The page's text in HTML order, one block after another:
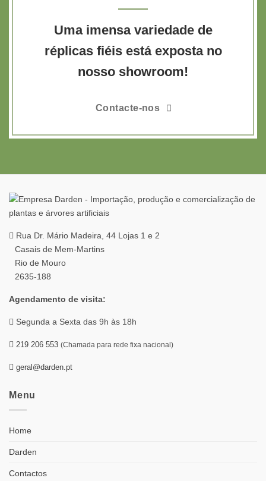
Uma imensa variedade de
réplicas fiéis está exposta no
nosso showroom!
Contacte-nos
Rua Dr. Mário Madeira, 44 Lojas 1 e 2
Casais de Mem-Martins
Rio de Mouro
2635-188
Agendamento de visita:
Segunda a Sexta das 9h às 18h
219 206 553 (Chamada para rede fixa nacional)
geral@darden.pt
Menu
Home
Darden
Contactos